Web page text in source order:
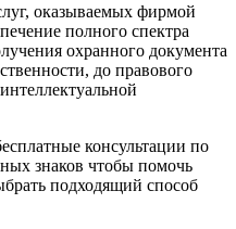
оказываемых фирмой
полного спектра
охранного документа
до правового
консультации по
знаков чтобы помочь
подходящий способ